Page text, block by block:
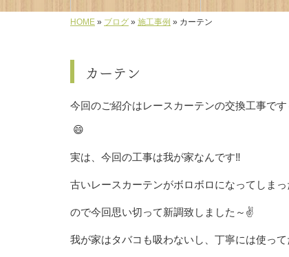
HOME » ブログ » 施工事例 » カーテン
カーテン
今回のご紹介はレースカーテンの交換工事です
😄
実は、今回の工事は我が家なんです‼️
古いレースカーテンがボロボロになってしまっ
ので今回思い切って新調致しました～✌️
我が家はタバコも吸わないし、丁寧には使って